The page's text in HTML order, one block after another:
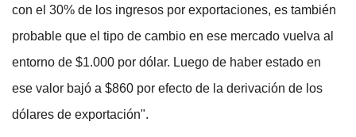
con el 30% de los ingresos por exportaciones, es también
probable que el tipo de cambio en ese mercado vuelva al
entorno de $1.000 por dólar. Luego de haber estado en
ese valor bajó a $860 por efecto de la derivación de los
dólares de exportación".